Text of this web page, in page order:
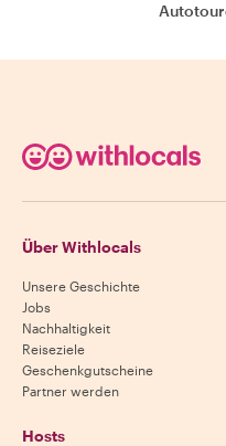
Über Withlocals
Unsere Geschichte
Jobs
Nachhaltigkeit
Reiseziele
Geschenkgutscheine
Partner werden
Hosts